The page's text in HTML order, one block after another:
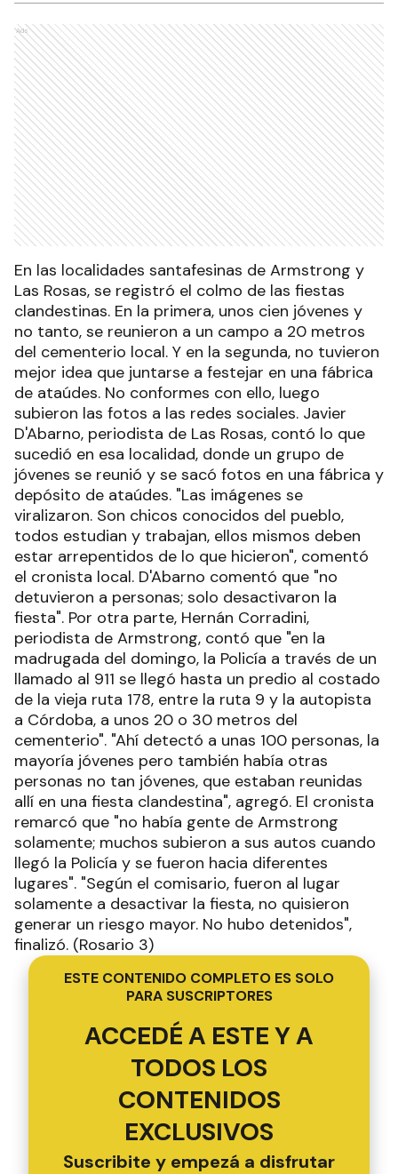
Ads
En las localidades santafesinas de Armstrong y
Las Rosas, se registró el colmo de las fiestas
clandestinas. En la primera, unos cien jóvenes y
no tanto, se reunieron a un campo a 20 metros
del cementerio local. Y en la segunda, no tuvieron
mejor idea que juntarse a festejar en una fábrica
de ataúdes. No conformes con ello, luego
subieron las fotos a las redes sociales. Javier
D'Abarno, periodista de Las Rosas, contó lo que
sucedió en esa localidad, donde un grupo de
jóvenes se reunió y se sacó fotos en una fábrica y
depósito de ataúdes. "Las imágenes se
viralizaron. Son chicos conocidos del pueblo,
todos estudian y trabajan, ellos mismos deben
estar arrepentidos de lo que hicieron", comentó
el cronista local. D'Abarno comentó que "no
detuvieron a personas; solo desactivaron la
fiesta". Por otra parte, Hernán Corradini,
periodista de Armstrong, contó que "en la
madrugada del domingo, la Policía a través de un
llamado al 911 se llegó hasta un predio al costado
de la vieja ruta 178, entre la ruta 9 y la autopista
a Córdoba, a unos 20 o 30 metros del
cementerio". "Ahí detectó a unas 100 personas, la
mayoría jóvenes pero también había otras
personas no tan jóvenes, que estaban reunidas
allí en una fiesta clandestina", agregó. El cronista
remarcó que "no había gente de Armstrong
solamente; muchos subieron a sus autos cuando
llegó la Policía y se fueron hacia diferentes
lugares". "Según el comisario, fueron al lugar
solamente a desactivar la fiesta, no quisieron
generar un riesgo mayor. No hubo detenidos",
finalizó. (Rosario 3)
ESTE CONTENIDO COMPLETO ES SOLO
PARA SUSCRIPTORES
ACCEDÉ A ESTE Y A
TODOS LOS
CONTENIDOS
EXCLUSIVOS
Suscribite y empezá a disfrutar